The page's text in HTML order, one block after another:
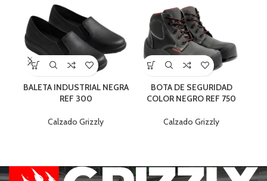
BALETA INDUSTRIAL NEGRA
REF 300
Calzado Grizzly
BOTA DE SEGURIDAD
COLOR NEGRO REF 750
Calzado Grizzly